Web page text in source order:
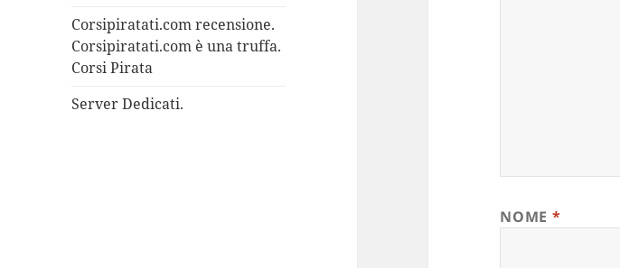
Corsipiratati.com recensione.
Corsipiratati.com è una truffa.
Corsi Pirata
Server Dedicati.
NOME *